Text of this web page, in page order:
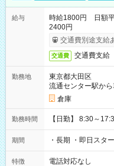
給与
時給1800円 日額
2400円
交通費別途支給
交通費 交通費支給
勤務地
東京都大田区
流通センター駅か
倉庫
勤務時間 【日勤】 8:30～
期間 ・長期 ・即日スタ
特徴 電話対応なし